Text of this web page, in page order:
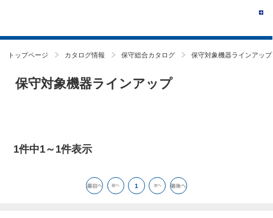
トップページ カタログ情報 保守総合カタログ 保守対象機器ラインアップ
保守対象機器ラインアップ
1件中1～1件表示
1